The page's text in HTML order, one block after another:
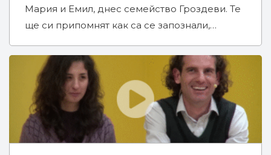
Мария и Емил, днес семейство Гроздеви. Те
ще си припомнят как са се запознали,…